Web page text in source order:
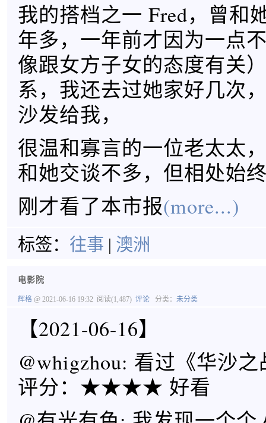
我的搭档之一 Fred，曾和
年多，一年前才因为一点
像跟女方子女的态度有关
系，我还去过她家好几次
沙发给我，
很温和寡言的一位老太太
和她交谈不多，但相处始
刚才看了本市报(more...)
标签： 往事 | 澳洲
电影院
辉格 @ 2021-06-16 19:32 阅读(1,487) 评论 分类： 未分类
【2021-06-16】
@whigzhou: 看过《华沙
评分：★★★★ 好看